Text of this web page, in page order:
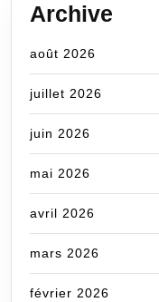
Archive
août 2026
juillet 2026
juin 2026
mai 2026
avril 2026
mars 2026
février 2026